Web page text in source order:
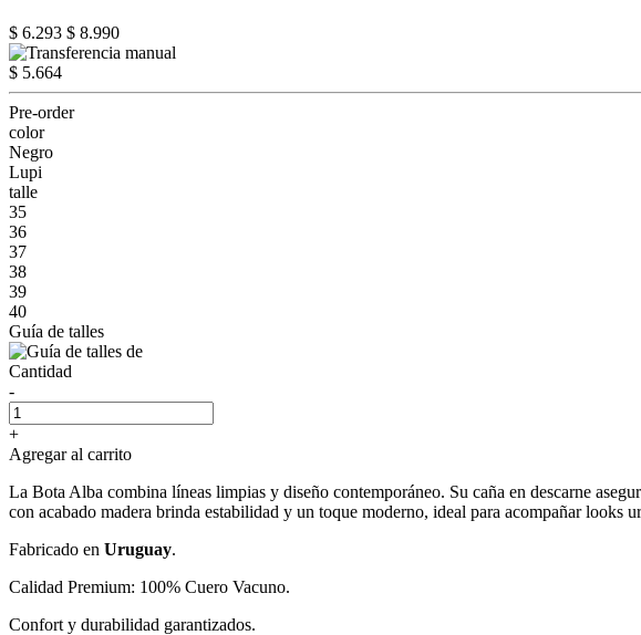
$ 6.293 $ 8.990
$ 5.664
Pre-order
color
Negro
Lupi
talle
35
36
37
38
39
40
Guía de talles
Cantidad
-
+
Agregar al carrito
La Bota Alba combina líneas limpias y diseño contemporáneo. Su caña en descarne
con acabado madera brinda estabilidad y un toque moderno, ideal para acompañar looks
Fabricado en Uruguay.
Calidad Premium: 100% Cuero Vacuno.
Confort y durabilidad garantizados.